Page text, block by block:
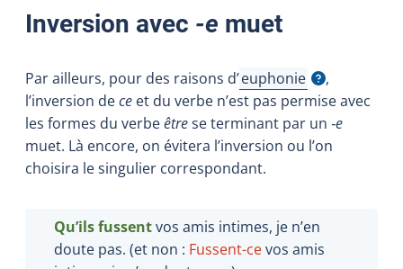
Inversion avec ‑e muet
Par ailleurs, pour des raisons d’euphonie
Afficher l'infobulle
,
l’inversion dece et du verbe n’est pas permise avec
les formes du verbeêtrese terminant par un ‑e
muet. Là encore, on évitera l’inversion ou l’on
choisira le singulier correspondant.
Qu’ils fussentvos amis intimes, je n’en
doute pas. (et non : Fussent-cevos amis